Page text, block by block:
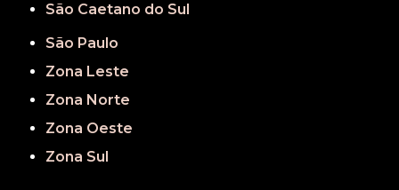
São Caetano do Sul
São Paulo
Zona Leste
Zona Norte
Zona Oeste
Zona Sul